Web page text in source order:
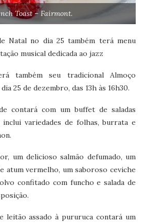
Toast – Fairmont.
Natal no dia 25 também terá menu
musical dedicada ao jazz
também seu tradicional Almoço
25 de dezembro, das 13h às 16h30.
contará com um buffet de saladas
variedades de folhas, burrata e
um delicioso salmão defumado, um
atum vermelho, um saboroso ceviche
confitado com funcho e salada de
leitão assado à pururuca contará um